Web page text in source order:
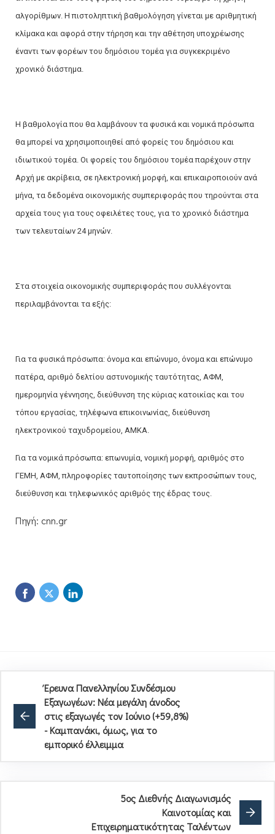
αλγορίθμων. Η πιστοληπτική βαθμολόγηση γίνεται με αριθμητική
κλίμακα και αφορά στην τήρηση και την αθέτηση υποχρέωσης
έναντι των φορέων του δημόσιου τομέα για συγκεκριμένο
χρονικό διάστημα.
Η βαθμολογία που θα λαμβάνουν τα φυσικά και νομικά πρόσωπα
θα μπορεί να χρησιμοποιηθεί από φορείς του δημόσιου και
ιδιωτικού τομέα. Οι φορείς του δημόσιου τομέα παρέχουν στην
Αρχή με ακρίβεια, σε ηλεκτρονική μορφή, και επικαιροποιούν ανά
μήνα, τα δεδομένα οικονομικής συμπεριφοράς που τηρούνται στα
αρχεία τους για τους οφειλέτες τους, για το χρονικό διάστημα
των τελευταίων 24 μηνών.
Στα στοιχεία οικονομικής συμπεριφοράς που συλλέγονται
περιλαμβάνονται τα εξής:
Για τα φυσικά πρόσωπα: όνομα και επώνυμο, όνομα και επώνυμο
πατέρα, αριθμό δελτίου αστυνομικής ταυτότητας, ΑΦΜ,
ημερομηνία γέννησης, διεύθυνση της κύριας κατοικίας και του
τόπου εργασίας, τηλέφωνα επικοινωνίας, διεύθυνση
ηλεκτρονικού ταχυδρομείου, ΑΜΚΑ.
Για τα νομικά πρόσωπα: επωνυμία, νομική μορφή, αριθμός στο
ΓΕΜΗ, ΑΦΜ, πληροφορίες ταυτοποίησης των εκπροσώπων τους,
διεύθυνση και τηλεφωνικός αριθμός της έδρας τους.
Πηγή: cnn.gr
Έρευνα Πανελληνίου Συνδέσμου
Εξαγωγέων: Νέα μεγάλη άνοδος
στις εξαγωγές τον Ιούνιο (+59,8%)
- Καμπανάκι, όμως, για το
εμπορικό έλλειμμα
5ος Διεθνής Διαγωνισμός
Καινοτομίας και
Επιχειρηματικότητας Ταλέντων